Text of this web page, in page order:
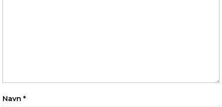
Navn *